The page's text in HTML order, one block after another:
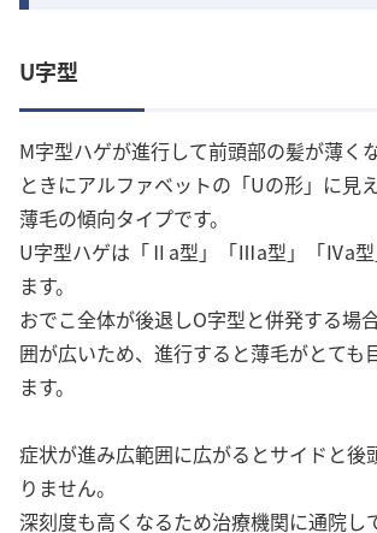
U字型
M字型ハゲが進行して前頭部の髪が薄く
ときにアルファベットの「Uの形」に見
薄毛の傾向タイプです。
U字型ハゲは「Ⅱa型」「Ⅲa型」「Ⅳa型
ます。
おでこ全体が後退しO字型と併発する場
囲が広いため、進行すると薄毛がとても
ます。
症状が進み広範囲に広がるとサイドと後
りません。
深刻度も高くなるため治療機関に通院し